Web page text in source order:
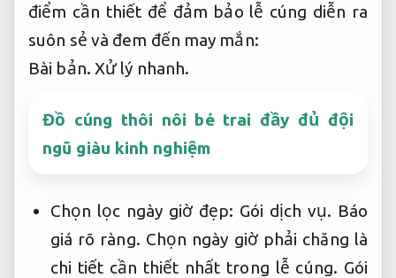
điểm cần thiết để đảm bảo lễ cúng diễn ra
suôn sẻ và đem đến may mắn:
Bài bản. Xử lý nhanh.
Đồ cúng thôi nôi bé trai đầy đủ đội
ngũ giàu kinh nghiệm
Chọn lọc ngày giờ đẹp: Gói dịch vụ. Báo
giá rõ ràng. Chọn ngày giờ phải chăng là
chi tiết cần thiết nhất trong lễ cúng. Gói